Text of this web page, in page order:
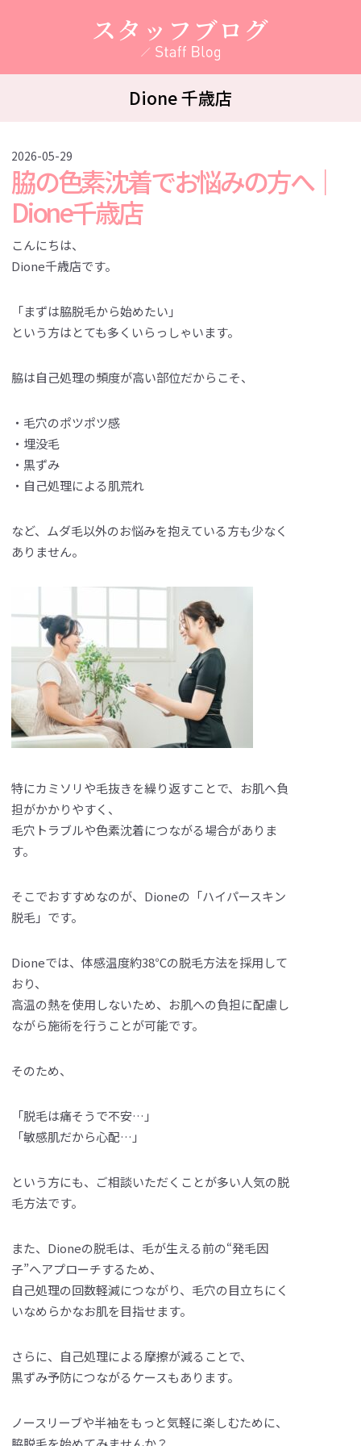
スタッフブログ
Dione 千歳店
2026-05-29
脇の色素沈着でお悩みの方へ｜
Dione千歳店
こんにちは、
Dione千歳店です。
「まずは脇脱毛から始めたい」
という方はとても多くいらっしゃいます。
脇は自己処理の頻度が高い部位だからこそ、
・毛穴のポツポツ感
・埋没毛
・黒ずみ
・自己処理による肌荒れ
など、ムダ毛以外のお悩みを抱えている方も少なく
ありません。
特にカミソリや毛抜きを繰り返すことで、お肌へ負
担がかかりやすく、
毛穴トラブルや色素沈着につながる場合がありま
す。
そこでおすすめなのが、Dioneの「ハイパースキン
脱毛」です。
Dioneでは、体感温度約38℃の脱毛方法を採用して
おり、
高温の熱を使用しないため、お肌への負担に配慮し
ながら施術を行うことが可能です。
そのため、
「脱毛は痛そうで不安…」
「敏感肌だから心配…」
という方にも、ご相談いただくことが多い人気の脱
毛方法です。
また、Dioneの脱毛は、毛が生える前の“発毛因
子”へアプローチするため、
自己処理の回数軽減につながり、毛穴の目立ちにく
いなめらかなお肌を目指せます。
さらに、自己処理による摩擦が減ることで、
黒ずみ予防につながるケースもあります。
ノースリーブや半袖をもっと気軽に楽しむために、